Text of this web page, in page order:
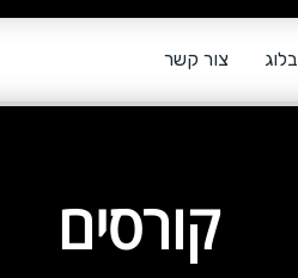
בלוג צור קשר
קורסים